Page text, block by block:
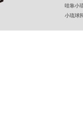
哇靠小
小琉球